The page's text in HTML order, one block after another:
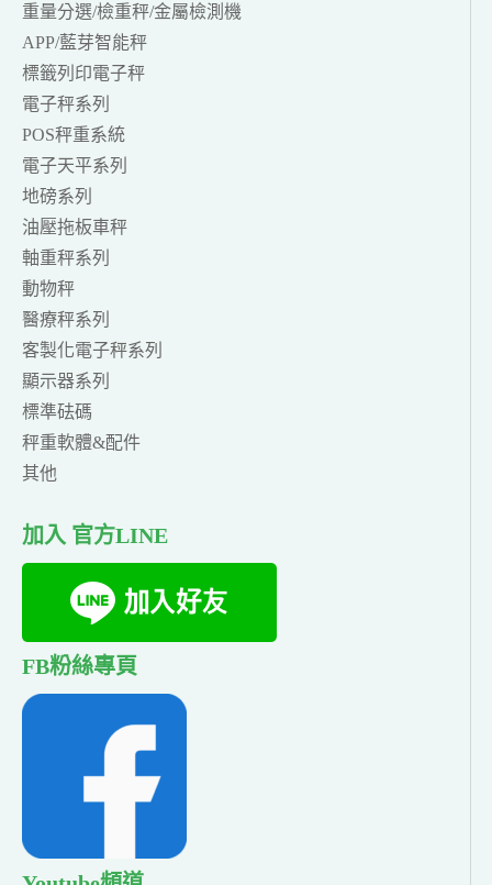
重量分選/檢重秤/金屬檢測機
APP/藍芽智能秤
標籤列印電子秤
電子秤系列
POS秤重系統
電子天平系列
地磅系列
油壓拖板車秤
軸重秤系列
動物秤
醫療秤系列
客製化電子秤系列
顯示器系列
標準砝碼
秤重軟體&配件
其他
加入 官方LINE
FB粉絲專頁